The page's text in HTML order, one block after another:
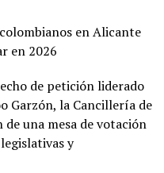
en Alicante
en 2026
de petición liderado
Garzón, la Cancillería de
una mesa de votación
y